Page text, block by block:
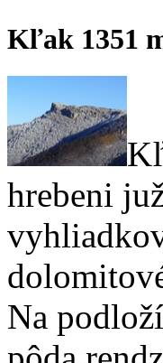
Kľak 1351
hrebeni
Na